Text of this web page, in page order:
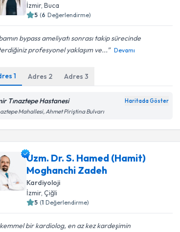
İzmir, Buca
5 (6 Değerlendirme)
bypass ameliyatı sonrası takip sürecinde
profesyonel yaklaşım ve...
Devamı
1 Adres 2 Adres3
Tınaztepe Hastanesi Haritada Göster
Mahallesi, Ahmet Piriştina Bulvarı
Uzm. Dr. S. Hamed (Hamit)
Moghanchi Zadeh
Kardiyoloji
İzmir, Çiğli
5 (1 Değerlendirme)
bir kardiolog, en az kez kardeşimin